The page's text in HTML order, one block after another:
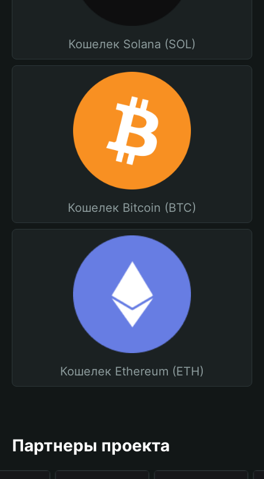
Кошелек Solana (SOL)
Кошелек Bitcoin (BTC)
Кошелек Ethereum (ETH)
Партнеры проекта